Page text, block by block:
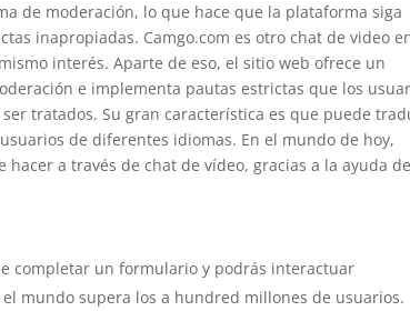
de moderación, lo que hace que la plataforma siga
inapropiadas. Camgo.com es otro chat de video
interés. Aparte de eso, el sitio web ofrece un
e implementa pautas estrictas que los
tratados. Su gran característica es que puede
de diferentes idiomas. En el mundo de hoy,
a través de chat de vídeo, gracias a la ayuda de
completar un formulario y podrás interactuar
mundo supera los a hundred millones de usuarios.